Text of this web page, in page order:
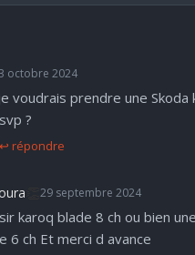
😄
Réjoui
🙂 😐 😮
octobre 2024
voudrais prendre une Skoda
?
↩ répondre
29 septembre 2024
karoq blade 8 ch ou bien
6 ch Et merci d avance